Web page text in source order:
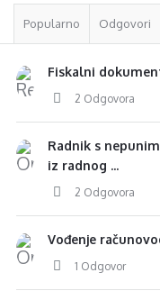
Popularno Odgovori
Fiskalni
2 Odgovora
Radnik s
iz radnog ...
2 Odgovora
Vođenje
1 Odgovor